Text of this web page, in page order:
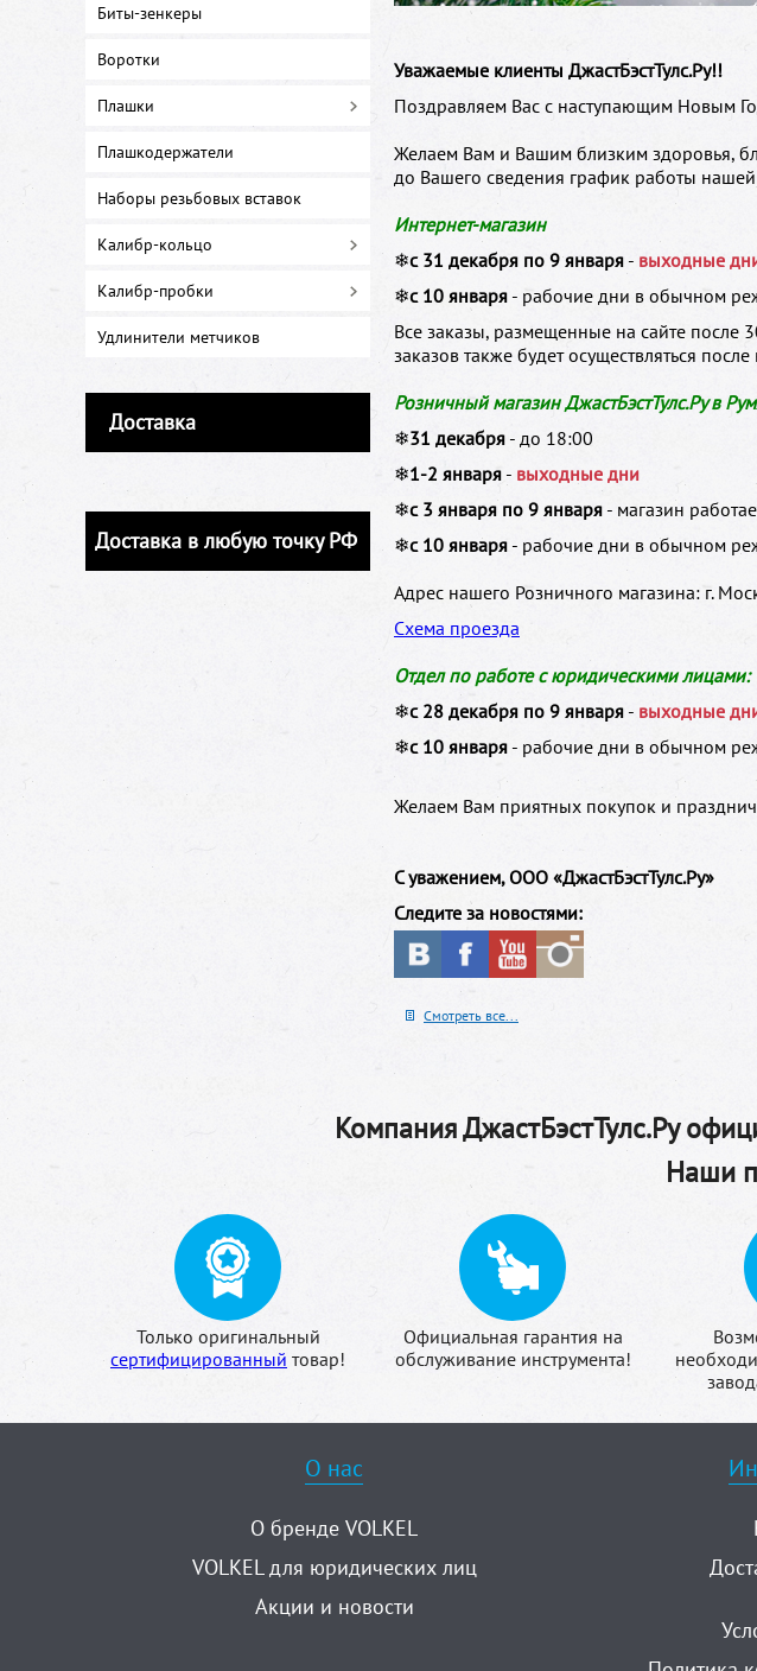
Биты-зенкеры
Воротки
Плашки
Плашкодержатели
Наборы резьбовых вставок
Калибр-кольцо
Калибр-пробки
Удлинители метчиков
Доставка
Доставка в любую точку РФ
Уважаемые клиенты ДжастБэстТулс.Ру!!
Поздравляем Вас с наступающим Новым
Желаем Вам и Вашим близким здоровья,
до Вашего сведения график работы
Интернет-магазин
❄с 31 декабря по 9 января - выходные
❄с 10 января - рабочие дни в обычном
Все заказы, размещенные на сайте после
заказов также будет осуществляться
Розничный магазин ДжастБэстТулс.Ру в
❄31 декабря - до 18:00
❄1-2 января - выходные дни
❄с 3 января по 9 января - магазин
❄с 10 января - рабочие дни в обычном
Адрес нашего Розничного магазина: г.
Схема проезда
Отдел по работе с юридическими лицами:
❄с 28 декабря по 9 января - выходные
❄с 10 января - рабочие дни в обычном
Желаем Вам приятных покупок и
С уважением, ООО «ДжастБэстТулс.Ру»
Следите за новостями:
Смотреть все...
Компания ДжастБэстТулс.Ру
Наши
Только оригинальный
сертифицированный товар!
Официальная гарантия на
обслуживание инструмента!
О нас
О бренде VOLKEL
VOLKEL для юридических лиц
Акции и новости